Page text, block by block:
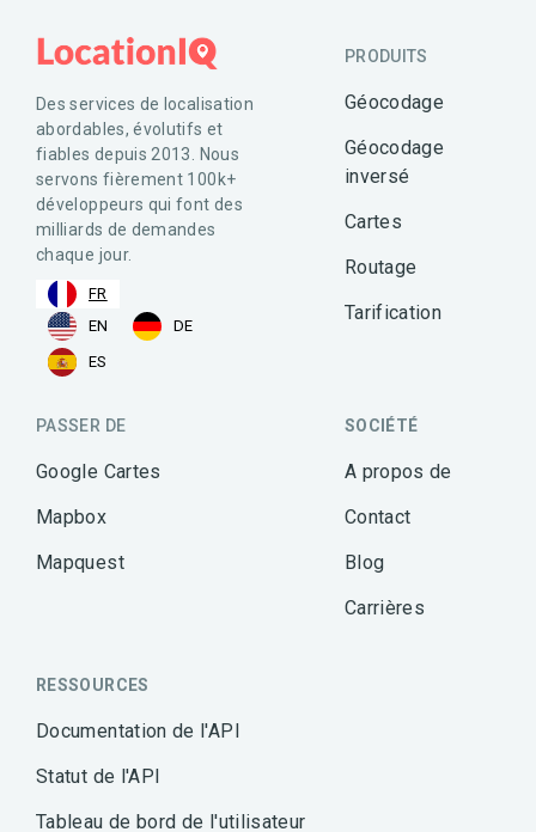
Des services de localisation
abordables, évolutifs et
fiables depuis 2013. Nous
servons fièrement 100k+
développeurs qui font des
milliards de demandes
chaque jour.
FR
EN
DE
ES
PRODUITS
Géocodage
Géocodage
inversé
Cartes
Routage
Tarification
PASSER DE
Google Cartes
Mapbox
Mapquest
SOCIÉTÉ
A propos de
Contact
Blog
Carrières
RESSOURCES
Documentation de l'API
Statut de l'API
Tableau de bord de l'utilisateur